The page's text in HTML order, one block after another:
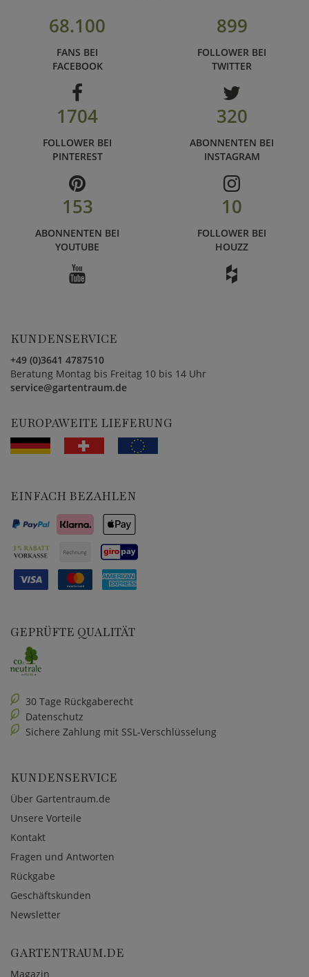
68.100
FANS BEI
FACEBOOK
899
FOLLOWER BEI
TWITTER
1704
FOLLOWER BEI
PINTEREST
320
ABONNENTEN BEI
INSTAGRAM
153
ABONNENTEN BEI
YOUTUBE
10
FOLLOWER BEI
HOUZZ
KUNDENSERVICE
+49 (0)3641 4787510
Beratung Montag bis Freitag 10 bis 14 Uhr
service@gartentraum.de
EUROPAWEITE LIEFERUNG
EINFACH BEZAHLEN
GEPRÜFTE QUALITÄT
30 Tage Rückgaberecht
Datenschutz
Sichere Zahlung mit SSL-Verschlüsselung
KUNDENSERVICE
Über Gartentraum.de
Unsere Vorteile
Kontakt
Fragen und Antworten
Rückgabe
Geschäftskunden
Newsletter
GARTENTRAUM.DE
Magazin